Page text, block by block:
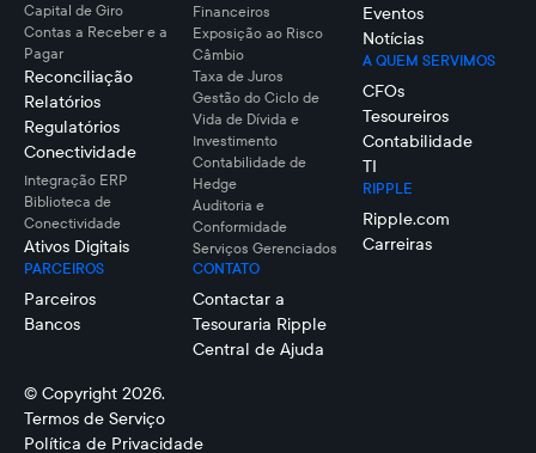
Capital de Giro
Contas a Receber e a
Pagar
Reconciliação
Relatórios
Regulatórios
Conectividade
Integração ERP
Biblioteca de
Conectividade
Ativos Digitais
PARCEIROS
Parceiros
Bancos
Financeiros
Exposição ao Risco
Câmbio
Taxa de Juros
Gestão do Ciclo de
Vida de Dívida e
Investimento
Contabilidade de
Hedge
Auditoria e
Conformidade
Serviços Gerenciados
CONTATO
Contactar a
Tesouraria Ripple
Central de Ajuda
Eventos
Notícias
A QUEM SERVIMOS
CFOs
Tesoureiros
Contabilidade
TI
RIPPLE
Ripple.com
Carreiras
© Copyright 2026.
Termos de Serviço
Política de Privacidade